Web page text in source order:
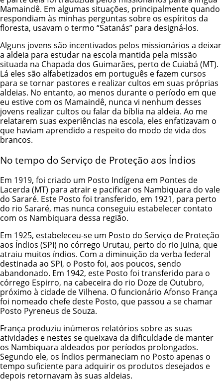
Mamaindê. Em algumas situações, principalmente quando
respondiam às minhas perguntas sobre os espíritos da
floresta, usavam o termo “Satanás” para designá-los.
Alguns jovens são incentivados pelos missionários a deixar
a aldeia para estudar na escola mantida pela missão
situada na Chapada dos Guimarães, perto de Cuiabá (MT).
Lá eles são alfabetizados em português e fazem cursos
para se tornar pastores e realizar cultos em suas próprias
aldeias. No entanto, ao menos durante o período em que
eu estive com os Mamaindê, nunca vi nenhum desses
jovens realizar cultos ou falar da bíblia na aldeia. Ao me
relatarem suas experiências na escola, eles enfatizavam o
que haviam aprendido a respeito do modo de vida dos
brancos.
No tempo do Serviço de Proteção aos Índios
Em 1919, foi criado um Posto Indígena em Pontes de
Lacerda (MT) para atrair e pacificar os Nambiquara do vale
do Sararé. Este Posto foi transferido, em 1921, para perto
do rio Sararé, mas nunca conseguiu estabelecer contato
com os Nambiquara dessa região.
Em 1925, estabeleceu-se um Posto do Serviço de Proteção
aos Índios (SPI) no córrego Urutau, perto do rio Juina, que
atraiu muitos índios. Com a diminuição da verba federal
destinada ao SPI, o Posto foi, aos poucos, sendo
abandonado. Em 1942, este Posto foi transferido para o
córrego Espirro, na cabeceira do rio Doze de Outubro,
próximo à cidade de Vilhena. O funcionário Afonso França
foi nomeado chefe deste Posto, que passou a se chamar
Posto Pyreneus de Souza.
França produziu inúmeros relatórios sobre as suas
atividades e nestes se queixava da dificuldade de manter
os Nambiquara aldeados por períodos prolongados.
Segundo ele, os índios permaneciam no Posto apenas o
tempo suficiente para adquirir os produtos desejados e
depois retornavam às suas aldeias.